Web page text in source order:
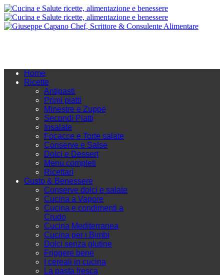
Home
Ricette
Antipasti
Primi piatti
Minestre e Zuppe
Secondi Piatti
Insalate
Focacce e Torte salate
Conserve e Salse
Dolci e Dessert
Menu completi
Ricettari
Gusto & Benessere
Conserve dolci e salate
Cucina a Vapore
Cucina e condimenti a
Crudo
Cucina Mediterranea
Cucina per i Bimbi
Dolci senza glutine
Friggere bene
I cereali in cucina
La pasta fresca